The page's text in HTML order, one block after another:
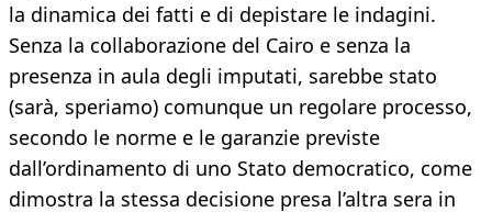
la dinamica dei fatti e di depistare le indagini.
Senza la collaborazione del Cairo e senza la
presenza in aula degli imputati, sarebbe stato
(sarà, speriamo) comunque un regolare processo,
secondo le norme e le garanzie previste
dall’ordinamento di uno Stato democratico, come
dimostra la stessa decisione presa l’altra sera in